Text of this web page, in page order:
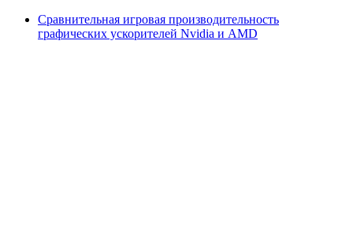
Сравнительная игровая производительность
графических ускорителей Nvidia и AMD